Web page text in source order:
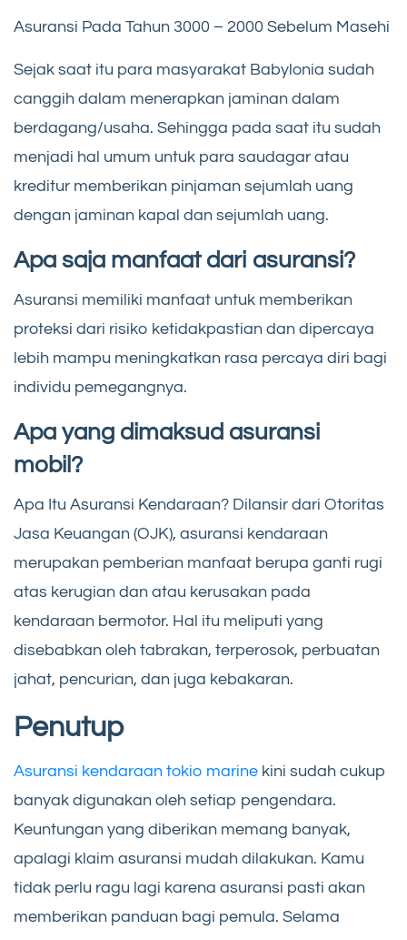
Asuransi Pada Tahun 3000 – 2000 Sebelum Masehi
Sejak saat itu para masyarakat Babylonia sudah
canggih dalam menerapkan jaminan dalam
berdagang/usaha. Sehingga pada saat itu sudah
menjadi hal umum untuk para saudagar atau
kreditur memberikan pinjaman sejumlah uang
dengan jaminan kapal dan sejumlah uang.
Apa saja manfaat dari asuransi?
Asuransi memiliki manfaat untuk memberikan
proteksi dari risiko ketidakpastian dan dipercaya
lebih mampu meningkatkan rasa percaya diri bagi
individu pemegangnya.
Apa yang dimaksud asuransi
mobil?
Apa Itu Asuransi Kendaraan? Dilansir dari Otoritas
Jasa Keuangan (OJK), asuransi kendaraan
merupakan pemberian manfaat berupa ganti rugi
atas kerugian dan atau kerusakan pada
kendaraan bermotor. Hal itu meliputi yang
disebabkan oleh tabrakan, terperosok, perbuatan
jahat, pencurian, dan juga kebakaran.
Penutup
Asuransi kendaraan tokio marine kini sudah cukup
banyak digunakan oleh setiap pengendara.
Keuntungan yang diberikan memang banyak,
apalagi klaim asuransi mudah dilakukan. Kamu
tidak perlu ragu lagi karena asuransi pasti akan
memberikan panduan bagi pemula. Selama